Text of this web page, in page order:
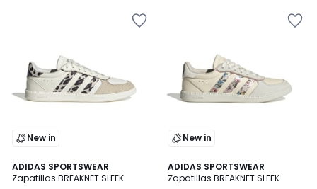
New in
ADIDAS SPORTSWEAR
Zapatillas BREAKNET SLEEK
4,8
/ 5
New in
ADIDAS SPORTSWEAR
Zapatillas BREAKNET SLEEK
4,8
/ 5